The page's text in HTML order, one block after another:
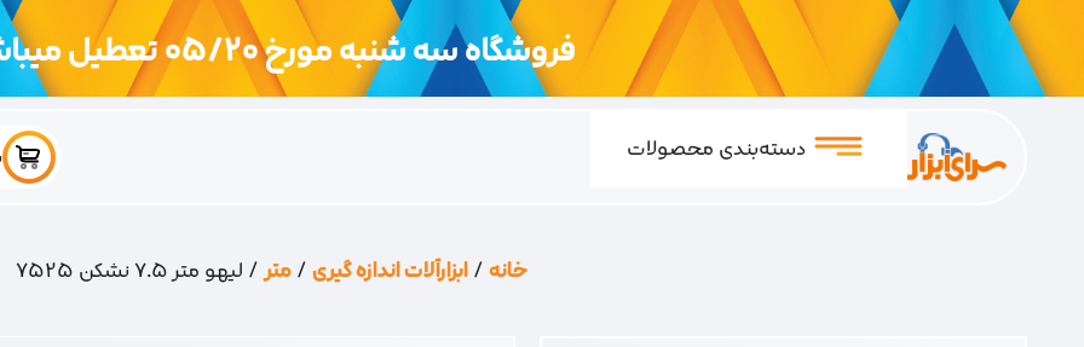
فروشگاه سه شنبه مورخ 05/20 تعطیل میباشد
دسته‌بندی محصولات
خانه/ابزارآلات اندازه گیری/متر/ لیهو متر 7.5 نشکن 7525